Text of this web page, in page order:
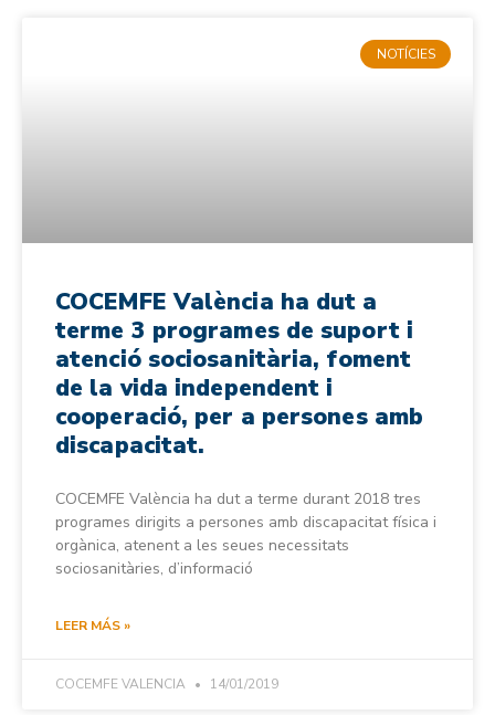
NOTÍCIES
COCEMFE València ha dut a
terme 3 programes de suport i
atenció sociosanitària, foment
de la vida independent i
cooperació, per a persones amb
discapacitat.
COCEMFE València ha dut a terme durant 2018 tres
programes dirigits a persones amb discapacitat física i
orgànica, atenent a les seues necessitats
sociosanitàries, d’informació
LEER MÁS »
COCEMFE VALENCIA 14/01/2019